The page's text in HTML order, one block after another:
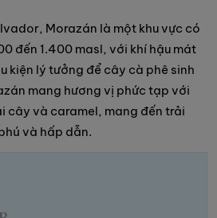
Morazán là một khu vực có
đến 1.400 masl, với khí hậu mát
kiện lý tưởng để cây cà phê sinh
mang hương vị phức tạp với
cây và caramel, mang đến trải
và hấp dẫn.